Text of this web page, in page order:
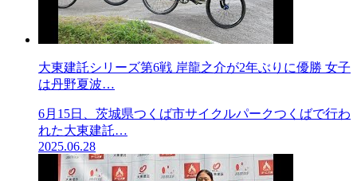
大東建託シリーズ第6戦 岸龍之介が2年ぶりに優勝 女子
は丹野夏波…
6月15日、茨城県つくば市サイクルパークつくばで行わ
れた大東建託…
2025.06.28